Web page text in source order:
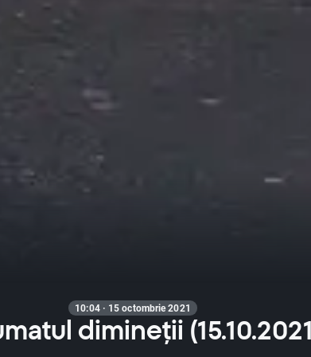
10:04 · 15 octombrie 2021
dimineții